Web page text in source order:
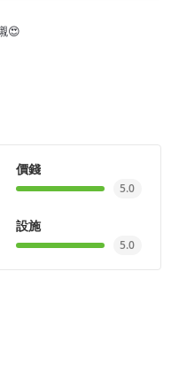
😍
價錢
5.0
設施
5.0